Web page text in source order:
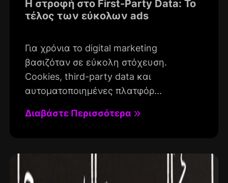
Η στροφή στο First-Party Data: Το
τέλος των εύκολων ads
Για χρόνια το digital marketing
βασιζόταν σε εύκολη στόχευση.
Cookies, third-party data και
αυτοματοποιημένες πλατφόρ...
Διαβάστε Περισσότερα